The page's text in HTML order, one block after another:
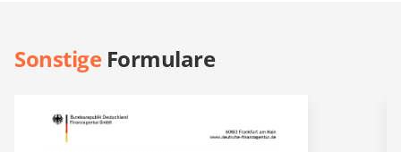
SonstigeFormulare